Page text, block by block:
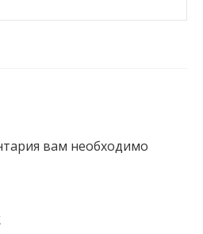
вам необходимо